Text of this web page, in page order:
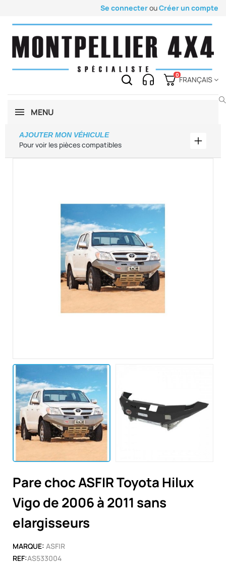
Se connecterouCréer un compte
0
FRANÇAIS
MENU
Pour voir les pièces compatibles
AJOUTER MON VÉHICULE
Pare choc ASFIR Toyota Hilux
Vigo de 2006 à 2011 sans
elargisseurs
MARQUE: ASFIR
REF:AS533004